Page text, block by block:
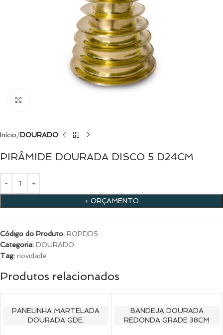
Início DOURADO
PIRÂMIDE DOURADA DISCO 5 D24CM
+ ORÇAMENTO
Código do Produto: ROPDD5
Categoria: DOURADO
Tag: novidade
Produtos relacionados
PANELINHA MARTELADA
DOURADA GDE.
BANDEJA DOURADA
REDONDA GRADE 38CM